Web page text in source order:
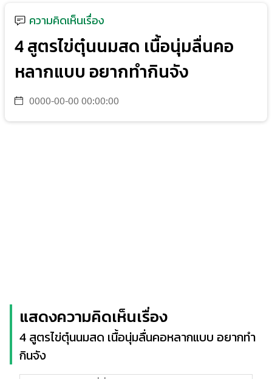
ความคิดเห็นเรื่อง
4 สูตรไข่ตุ๋นนมสด เนื้อนุ่มลื่นคอ
หลากแบบ อยากทำกินจัง
0000-00-00 00:00:00
แสดงความคิดเห็นเรื่อง
4 สูตรไข่ตุ๋นนมสด เนื้อนุ่มลื่นคอหลากแบบ อยากทำ
กินจัง